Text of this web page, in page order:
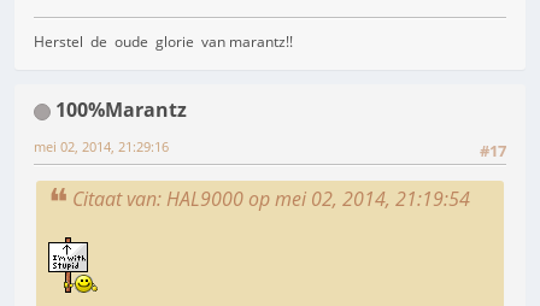
Herstel de oude glorie van marantz!!
100%Marantz
#17
mei 02, 2014, 21:29:16
Citaat van: HAL9000 op mei 02, 2014, 21:19:54